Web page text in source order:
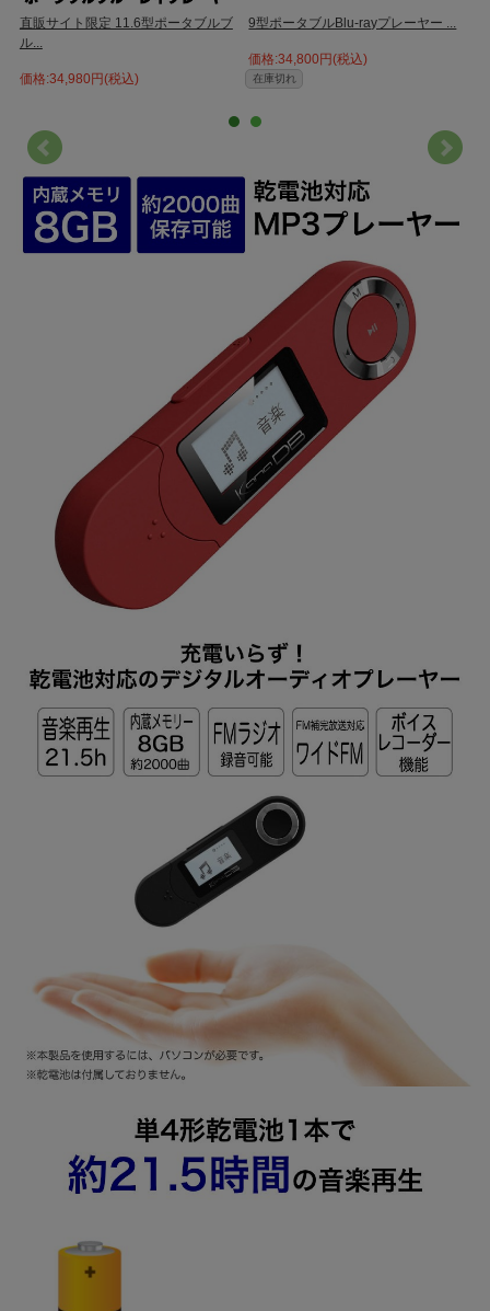
直販サイト限定 11.6型ポータブルブ
ル...
価格:34,980円(税込)
9型ポータブルBlu-rayプレーヤー ...
価格:34,800円(税込)
在庫切れ